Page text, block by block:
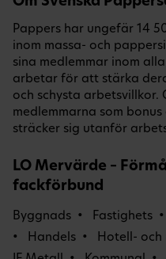
Pappers har ungefär 14
inom massa- och
sina medlemmar inom
arbetar för att stärka
och schysta arbetsvillkor.
medlemmarna som
sträcker sig utanför
LO Mervärde –
fackförbund
Byggnads Fastighets
Handels
Hotell-